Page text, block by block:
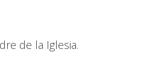
de la Iglesia.